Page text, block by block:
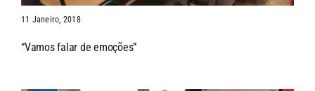
11 Janeiro, 2018
“Vamos falar de emoções”